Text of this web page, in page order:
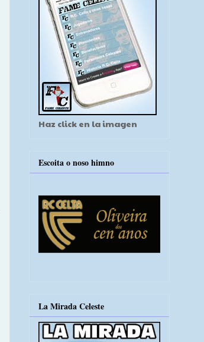
Haz click en la imagen
Escoita o noso himno
La Mirada Celeste